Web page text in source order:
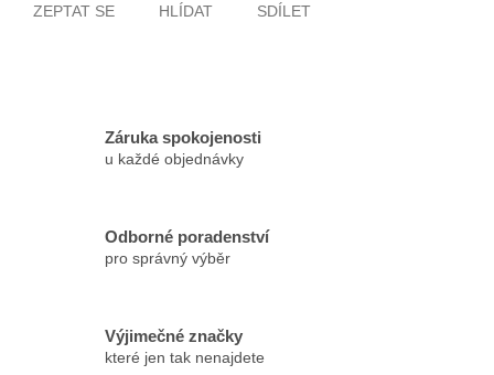
ZEPTAT SE HLÍDAT SDÍLET
Záruka spokojenosti
u každé objednávky
Odborné poradenství
pro správný výběr
Výjimečné značky
které jen tak nenajdete